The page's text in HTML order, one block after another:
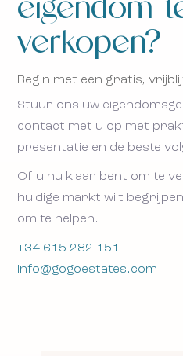
verkopen?
Begin met een gratis,
Stuur ons uw
contact met u op met
presentatie en de beste
Of u nu klaar bent om te
huidige markt wilt
om te helpen.
+34 615 282 151
info@gogoestates.com